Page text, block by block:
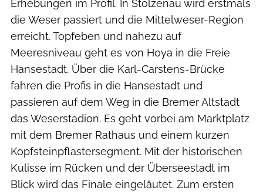
Erhebungen im Profil. In Stolzenau wird erstmals
die Weser passiert und die Mittelweser-Region
erreicht. Topfeben und nahezu auf
Meeresniveau geht es von Hoya in die Freie
Hansestadt. Über die Karl-Carstens-Brücke
fahren die Profis in die Hansestadt und
passieren auf dem Weg in die Bremer Altstadt
das Weserstadion. Es geht vorbei am Marktplatz
mit dem Bremer Rathaus und einem kurzen
Kopfsteinpflastersegment. Mit der historischen
Kulisse im Rücken und der Überseestadt im
Blick wird das Finale eingeläutet. Zum ersten